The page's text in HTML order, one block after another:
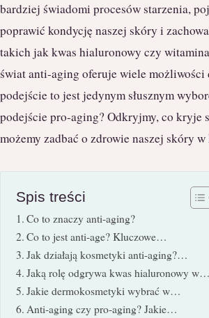
bardziej świadomi procesów starzenia,
poprawić kondycję naszej skóry i
takich jak kwas hialuronowy czy
świat anti-aging oferuje wiele
podejście to jest jedynym słusznym
podejście pro-aging? Odkryjmy, co
możemy zadbać o zdrowie naszej skóry
Spis treści
Co to znaczy anti-aging?
Co to jest anti-age? Kluczowe…
Jak działają kosmetyki anti-aging?…
Jaką rolę odgrywa kwas hialuronowy w…
Jakie dermokosmetyki wybrać w…
Anti-aging czy pro-aging? Jakie…